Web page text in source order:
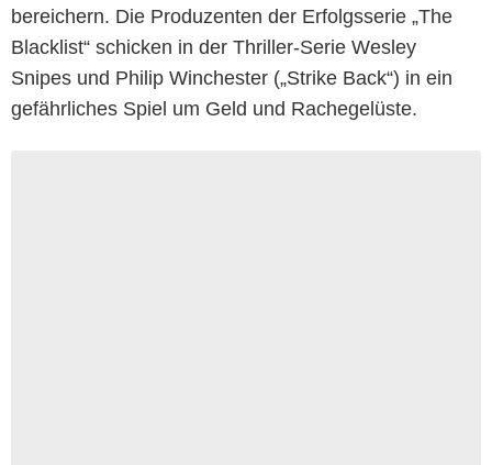
bereichern. Die Produzenten der Erfolgsserie „The
Blacklist“ schicken in der Thriller-Serie Wesley
Snipes und Philip Winchester („Strike Back“) in ein
gefährliches Spiel um Geld und Rachegelüste.